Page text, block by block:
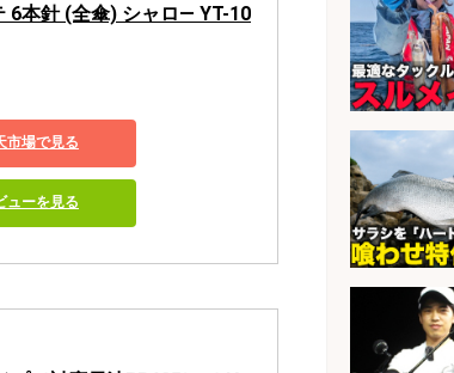
6本針 (全傘) シャロ― YT-10
市場で見る
ューを見る
釣り好
発」/
会社名